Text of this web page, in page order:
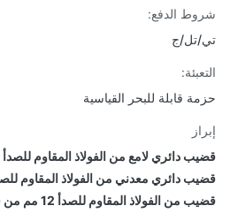
الدفع:
تل/ج
قابلة للبحر القياسية
دائري لامع من الفولاذ المقاوم للصدأ 12 مم
دائري معدني من الفولاذ المقاوم للصدأ 12 مم
الفولاذ المقاوم للصدأ 12 مم من سلسلة 300